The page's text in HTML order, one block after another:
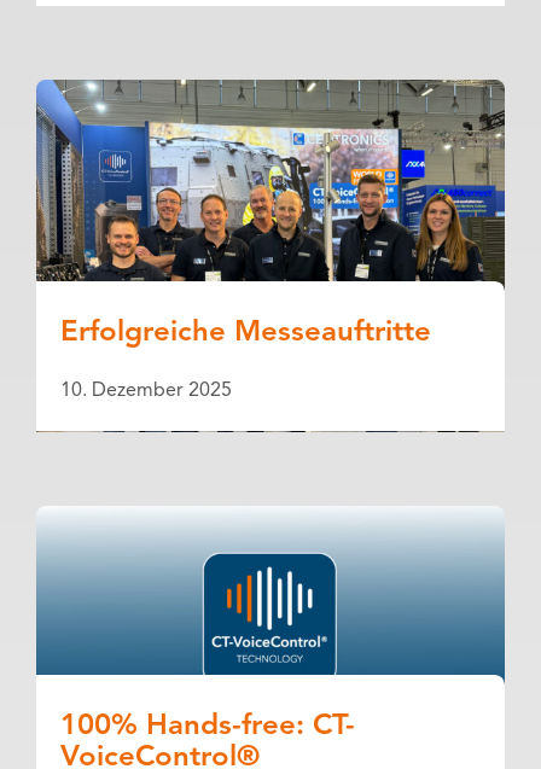
Erfolgreiche Messeauftritte
10. Dezember 2025
100% Hands-free: CT-
VoiceControl®